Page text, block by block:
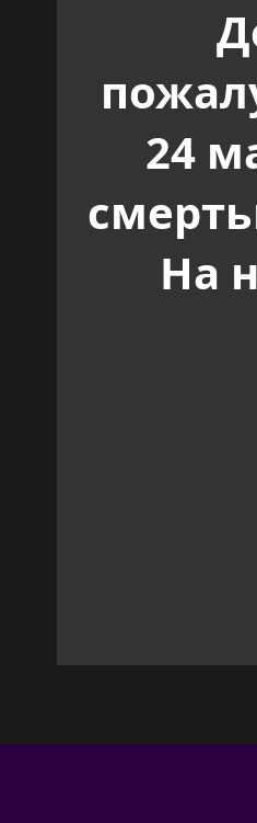
24
На